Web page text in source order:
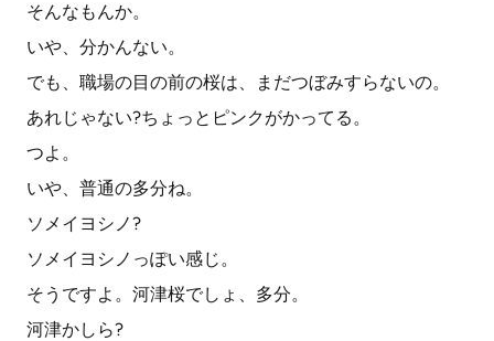
そんなもんか。
いや、分かんない。
でも、職場の目の前の桜は、まだつぼみすらないの。
あれじゃない?ちょっとピンクがかってる。
つよ。
いや、普通の多分ね。
ソメイヨシノ?
ソメイヨシノっぽい感じ。
そうですよ。河津桜でしょ、多分。
河津かしら?